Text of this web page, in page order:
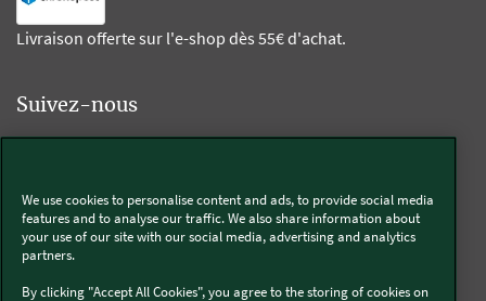
Livraison offerte sur l'e-shop dès 55€ d'achat.
Suivez-nous
Thermomix®
We use cookies to personalise content and ads, to provide social media
features and to analyse our traffic. We also share information about
your use of our site with our social media, advertising and analytics
partners.
By clicking "Accept All Cookies", you agree to the storing of cookies on